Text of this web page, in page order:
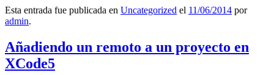
Esta entrada fue publicada en Uncategorized el 11/06/2014 por
admin.
Añadiendo un remoto a un proyecto en
XCode5